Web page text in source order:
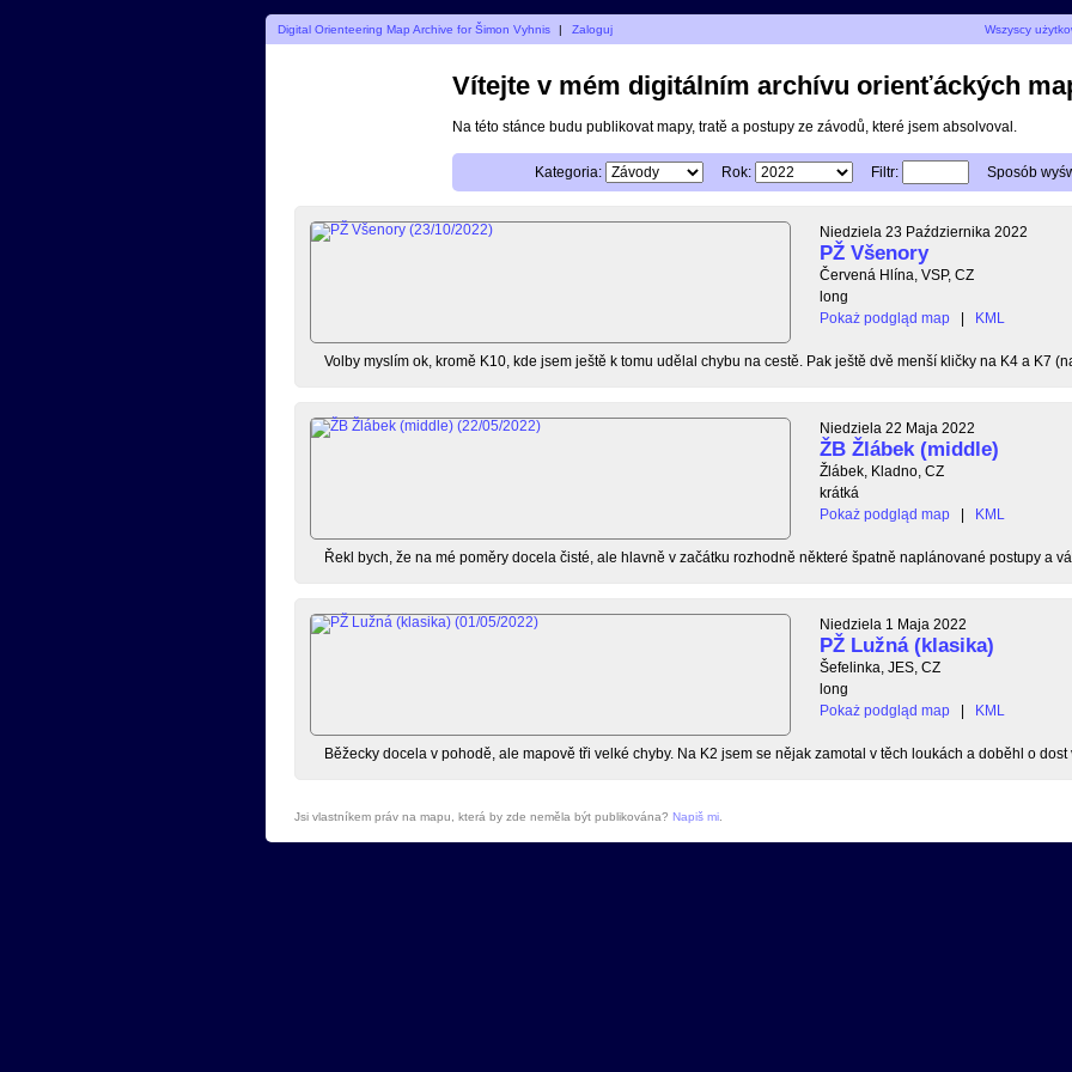
Digital Orienteering Map Archive for Šimon Vyhnis | Zaloguj Wszyscy
Vítejte v mém digitálním archívu orienťáckých
Na této stánce budu publikovat mapy, tratě a postupy ze závodů, které jsem absolvoval.
Kategoria: Rok: Filtr: Sposób
Niedziela 23 Października 2022
PŽ Všenory
Červená Hlína, VSP, CZ
long
Pokaż podgląd map
| KML
Volby myslím ok, kromě K10, kde jsem ještě k tomu udělal chybu na cestě. Pak ještě dvě menší kličky na K4 a K7 (na
Niedziela 22 Maja 2022
ŽB Žlábek (middle)
Žlábek, Kladno, CZ
krátká
Pokaż podgląd map
| KML
Řekl bych, že na mé poměry docela čisté, ale hlavně v začátku rozhodně některé špatně naplánované postupy a
Niedziela 1 Maja 2022
PŽ Lužná (klasika)
Šefelinka, JES, CZ
long
Pokaż podgląd map
| KML
Běžecky docela v pohodě, ale mapově tři velké chyby. Na K2 jsem se nějak zamotal v těch loukách a doběhl o dost
Jsi vlastníkem práv na mapu, která by zde neměla být publikována? Napiš mi.